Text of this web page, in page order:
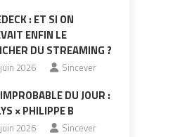
: ET SI ON
ENFIN LE
DU STREAMING ?
2026 Sincever
DU JOUR :
× PHILIPPE B
2026 Sincever